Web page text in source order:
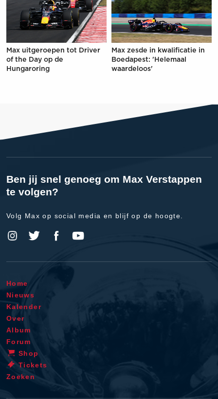
Max uitgeroepen tot Driver
of the Day op de
Hungaroring
Max zesde in kwalificatie in
Boedapest: 'Helemaal
waardeloos'
Ben jij snel genoeg om Max Verstappen
te volgen?
Volg Max op social media en blijf op de hoogte.
Home
Nieuws
Kalender
Over
Album
Forum
Shop
Tickets
Zoeken